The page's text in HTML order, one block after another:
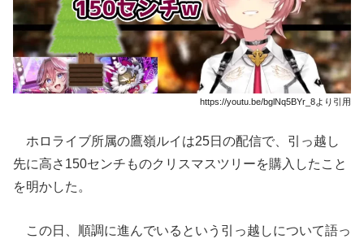
https://youtu.be/bglNq5BYr_8より引用
ホロライブ所属の鷹嶺ルイは25日の配信で、引っ越し
先に高さ150センチものクリスマスツリーを購入したこと
を明かした。
この日、順調に進んでいるという引っ越しについて語っ